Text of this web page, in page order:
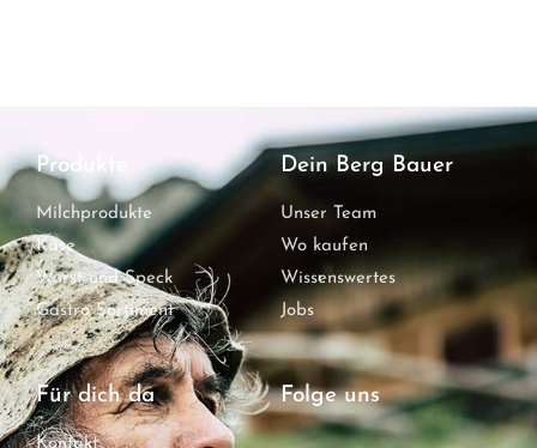
Produkte
Milchprodukte
Käse
Wurst und Speck
Gastro Sortiment
Dein Berg Bauer
Unser Team
Wo kaufen
Wissenswertes
Jobs
Für dich da
Kontakt
Folge uns